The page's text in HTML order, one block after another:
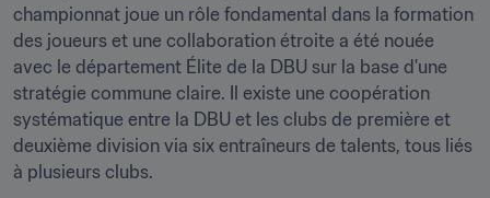
championnat joue un rôle fondamental dans la formation
des joueurs et une collaboration étroite a été nouée
avec le département Élite de la DBU sur la base d'une
stratégie commune claire. Il existe une coopération
systématique entre la DBU et les clubs de première et
deuxième division via six entraîneurs de talents, tous liés
à plusieurs clubs.